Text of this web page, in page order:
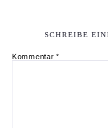
SCHREIBE
Kommentar *